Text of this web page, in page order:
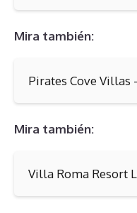
Mira también:
Pirates Cove Villas
Mira también:
Villa Roma Resort